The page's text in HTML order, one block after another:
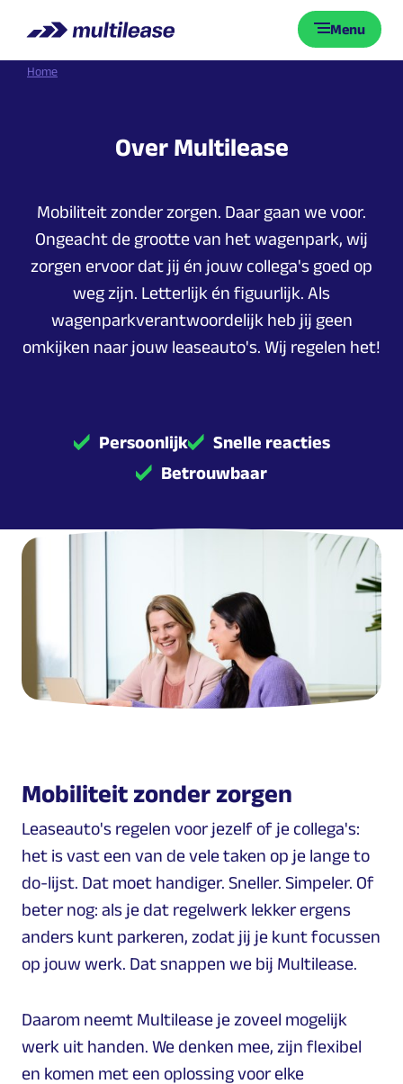
Menu
Home
Over Multilease
Mobiliteit zonder zorgen. Daar gaan we voor.
Ongeacht de grootte van het wagenpark, wij
zorgen ervoor dat jij én jouw collega's goed op
weg zijn. Letterlijk én figuurlijk. Als
wagenparkverantwoordelijk heb jij geen
omkijken naar jouw leaseauto's. Wij regelen het!
Persoonlijk
Snelle reacties
Betrouwbaar
Mobiliteit zonder zorgen
Leaseauto's regelen voor jezelf of je collega's:
het is vast een van de vele taken op je lange to
do-lijst. Dat moet handiger. Sneller. Simpeler. Of
beter nog: als je dat regelwerk lekker ergens
anders kunt parkeren, zodat jij je kunt focussen
op jouw werk. Dat snappen we bij Multilease.
Daarom neemt Multilease je zoveel mogelijk
werk uit handen. We denken mee, zijn flexibel
en komen met een oplossing voor elke